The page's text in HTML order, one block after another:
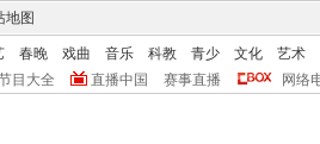
地图
春晚 戏曲 音乐 科教 青少 文化
艺术
目大全 直播中国 赛事直播 网络